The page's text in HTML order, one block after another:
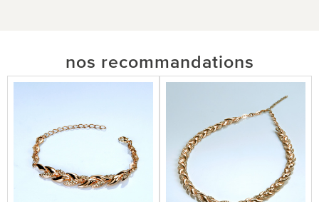
nos recommandations